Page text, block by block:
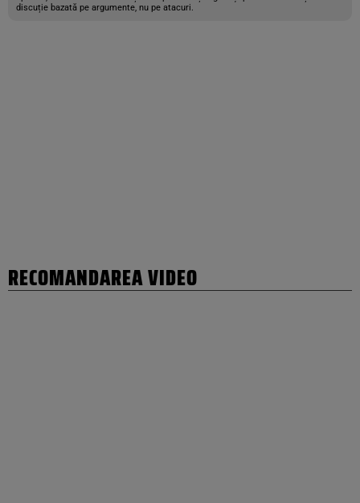
discuție bazată pe argumente, nu pe atacuri.
RECOMANDAREA VIDEO